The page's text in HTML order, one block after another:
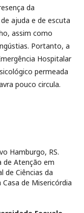
da
ajuda e de escuta
assim como
Portanto, a
Hospitalar
permeada
pouco circula.
Hamburgo, RS.
de Atenção em
de Ciências da
de Misericórdia